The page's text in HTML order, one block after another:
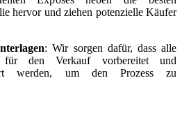
hervor und ziehen potenzielle Käufer
: Wir sorgen dafür, dass alle
für den Verkauf vorbereitet und
werden, um den Prozess zu